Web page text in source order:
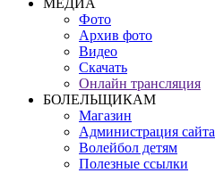
МЕДИА
Фото
Архив фото
Видео
Скачать
Онлайн трансляция
БОЛЕЛЬЩИКАМ
Магазин
Администрация сайта
Волейбол детям
Полезные ссылки